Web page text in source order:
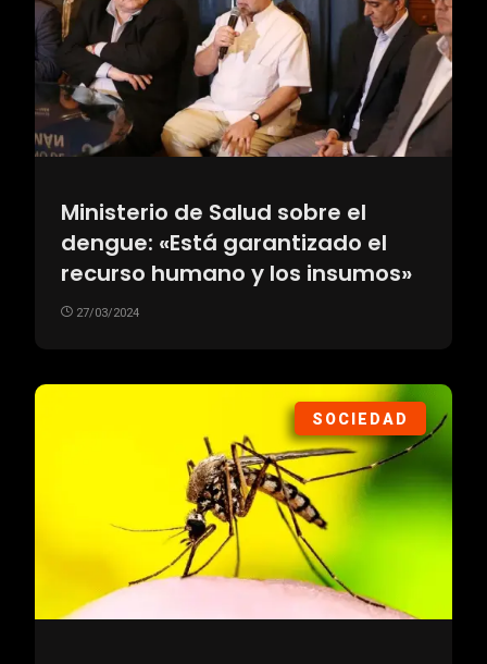
Ministerio de Salud sobre el
dengue: «Está garantizado el
recurso humano y los insumos»
27/03/2024
SOCIEDAD